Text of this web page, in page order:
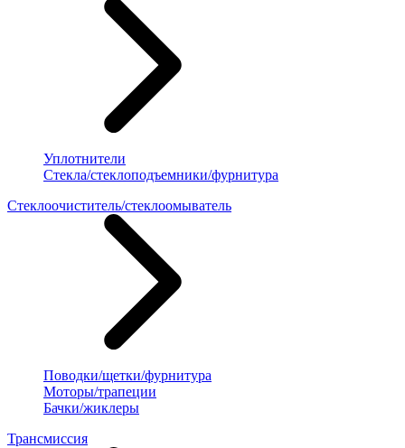
Уплотнители
Стекла/стеклоподъемники/фурнитура
Стеклоочиститель/стеклоомыватель
Поводки/щетки/фурнитура
Моторы/трапеции
Бачки/жиклеры
Трансмиссия